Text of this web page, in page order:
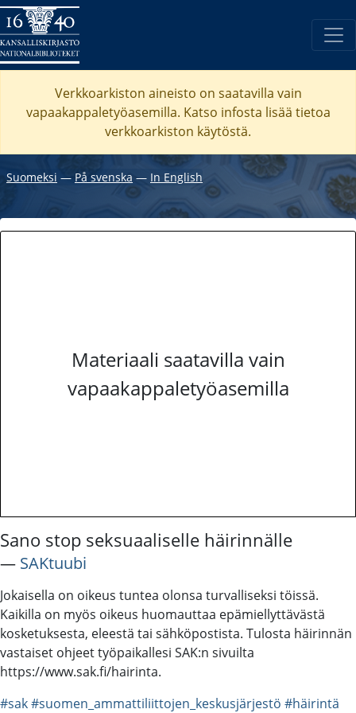
Verkkoarkiston aineisto on saatavilla vain
vapaakappaletyöasemilla. Katso infosta lisää tietoa
verkkoarkiston käytöstä.
Suomeksi ― På svenska ― In English
Materiaali saatavilla vain
vapaakappaletyöasemilla
Sano stop seksuaaliselle häirinnälle
― SAKtuubi
Jokaisella on oikeus tuntea olonsa turvalliseksi töissä.
Kaikilla on myös oikeus huomauttaa epämiellyttävästä
kosketuksesta, eleestä tai sähköpostista. Tulosta häirinnän
vastaiset ohjeet työpaikallesi SAK:n sivuilta
https://www.sak.fi/hairinta.
#sak#suomen_ammattiliittojen_keskusjärjestö #häirintä